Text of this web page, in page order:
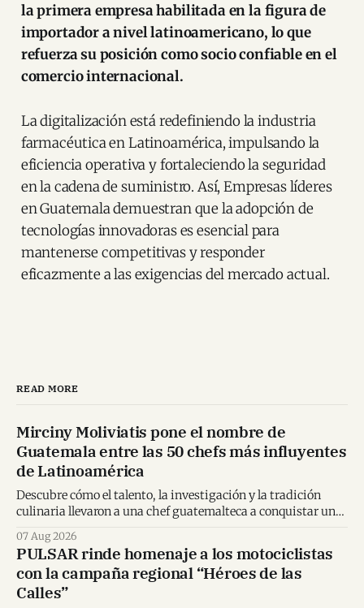
la primera empresa habilitada en la figura de
importador a nivel latinoamericano, lo que
refuerza su posición como socio confiable en el
comercio internacional.​
La digitalización está redefiniendo la industria
farmacéutica en Latinoamérica, impulsando la
eficiencia operativa y fortaleciendo la seguridad
en la cadena de suministro. Así, Empresas líderes
en Guatemala demuestran que la adopción de
tecnologías innovadoras es esencial para
mantenerse competitivas y responder
eficazmente a las exigencias del mercado actual.​
READ MORE
Mirciny Moliviatis pone el nombre de
Guatemala entre las 50 chefs más influyentes
de Latinoamérica
Descubre cómo el talento, la investigación y la tradición
culinaria llevaron a una chef guatemalteca a conquistar un
07 Aug 2026
PULSAR rinde homenaje a los motociclistas
con la campaña regional “Héroes de las
Calles”